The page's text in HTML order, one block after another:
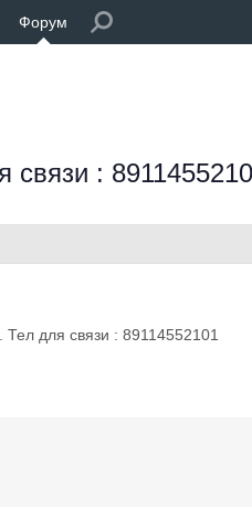
Форум
:
для связи : 89114552101